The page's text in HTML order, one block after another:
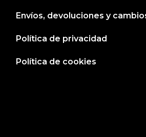
Envíos, devoluciones y
Política de privacidad
Política de cookies